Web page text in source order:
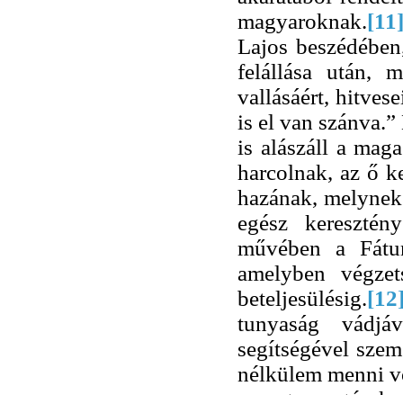
magyaroknak.[11]
Lajos
felállása után,
vallásáért,
is el van
is alászáll a
harcolnak, az ő
hazának,
egész
művében a
amelyben
beteljesülésig.
tunyaság
segítségével
nélkülem menni